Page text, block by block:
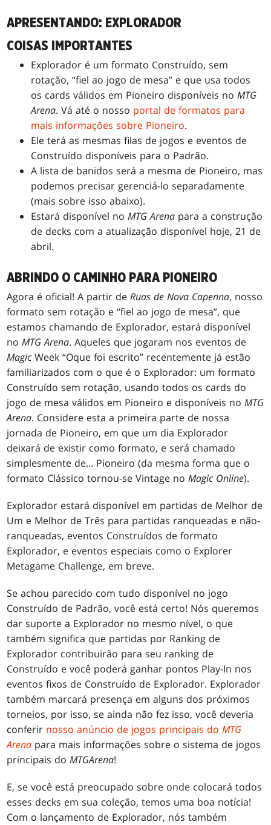
APRESENTANDO: EXPLORADOR
COISAS IMPORTANTES
Explorador é um formato Construído, sem
rotação, “fiel ao jogo de mesa” e que usa todos
os cards válidos em Pioneiro disponíveis noMTG
Arena. Vá até o nosso portal de formatos para
mais informações sobre Pioneiro.
Ele terá as mesmas filas de jogos e eventos de
Construído disponíveis para o Padrão.
A lista de banidos será a mesma de Pioneiro, mas
podemos precisar gerenciá-lo separadamente
(mais sobre isso abaixo).
Estará disponível noMTG Arena para a construção
de decks com a atualização disponível hoje, 21 de
abril.
ABRINDO O CAMINHO PARA PIONEIRO
Agora é oficial! A partir deRuas de Nova Capenna, nosso
formato sem rotação e “fiel ao jogo de mesa”, que
estamos chamando de Explorador, estará disponível
noMTG Arena. Aqueles que jogaram nos eventos de
Magic Week “Oque foi escrito” recentemente já estão
familiarizados com o que é o Explorador: um formato
Construído sem rotação, usando todos os cards do
jogo de mesa válidos em Pioneiro e disponíveis noMTG
Arena. Considere esta a primeira parte de nossa
jornada de Pioneiro, em que um dia Explorador
deixará de existir como formato, e será chamado
simplesmente de... Pioneiro (da mesma forma que o
formato Clássico tornou-se Vintage noMagic Online).
Explorador estará disponível em partidas de Melhor de
Um e Melhor de Três para partidas ranqueadas e não-
ranqueadas, eventos Construídos de formato
Explorador, e eventos especiais como o Explorer
Metagame Challenge, em breve.
Se achou parecido com tudo disponível no jogo
Construído de Padrão, você está certo! Nós queremos
dar suporte a Explorador no mesmo nível, o que
também significa que partidas por Ranking de
Explorador contribuirão para seu ranking de
Construído e você poderá ganhar pontos Play-In nos
eventos fixos de Construído de Explorador. Explorador
também marcará presença em alguns dos próximos
torneios, por isso, se ainda não fez isso, você deveria
conferir nosso anúncio de jogos principais doMTG
Arena para mais informações sobre o sistema de jogos
principais doMTGArena!
E, se você está preocupado sobre onde colocará todos
esses decks em sua coleção, temos uma boa notícia!
Com o lançamento de Explorador, nós também